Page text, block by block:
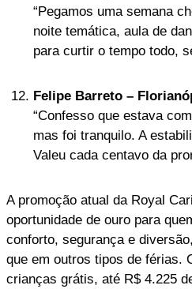
“Pegamos uma semana
noite temática, aula de
para curtir o tempo todo,
Felipe Barreto –
“Confesso que estava
mas foi tranquilo. A
Valeu cada centavo da
A promoção atual da Royal
oportunidade de ouro para
conforto, segurança e
que em outros tipos de férias.
crianças grátis, até R$ 4.225